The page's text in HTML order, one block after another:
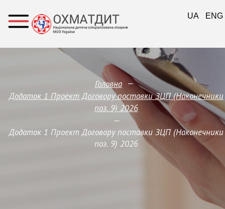
Головна —
Додаток 1 Проект Договору поставки ЗЦП (Наконечники
поз. 9) 2026
—
Додаток 1 Проект Договору поставки ЗЦП (Наконечники
поз. 9) 2026
UA ENG